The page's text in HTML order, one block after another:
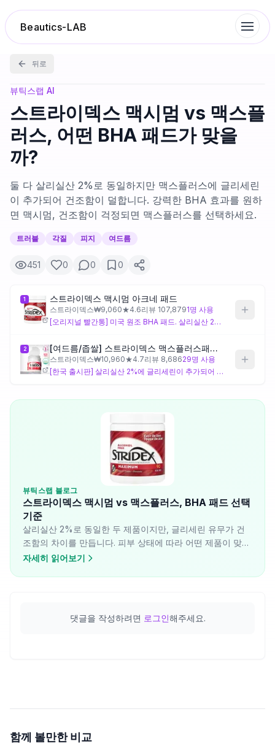
Beautics-LAB
랭킹
성분분석
나의 스킨케어
대화 이력
찜 목록
루틴탐색
제품비교
Login
뒤로
뷰틱스랩 AI
스트라이덱스 맥시멈 vs 맥스플
러스, 어떤 BHA 패드가 맞을
까?
둘 다 살리실산 2%로 동일하지만 맥스플러스에 글리세린
이 추가되어 건조함이 덜합니다. 강력한 BHA 효과를 원하
면 맥시멈, 건조함이 걱정되면 맥스플러스를 선택하세요.
트러블 각질 피지 여드름
451 0 0 0
1 스트라이덱스 맥시멈 아크네 패드
스트라이덱스₩9,060★4.6리뷰 107,8791명 사용
[오리지널 빨간통] 미국 원조 BHA 패드. 살리실산 2%로 모공 속 피지와 각질을 강력하게 정리합니다. 글리세린이 없어 건조할 수 있으니 지성 피부에 적합합니다. 아이허브나 해외직구로 구매 가능합니다.
2 [여드름/좁쌀] 스트라이덱스 맥스플러스패드 55매
스트라이덱스₩10,960★4.7리뷰 8,68629명 사용
[한국 출시판] 살리실산 2%에 글리세린이 추가되어 건조함을 완화했습니다. BHA 효과는 유지하면서 보습을 보완해 건조함이 걱정되는 피부도 사용하기 편합니다. 올리브영에서 바로 구매 가능합니다.
뷰틱스랩 블로그
스트라이덱스 맥시멈 vs 맥스플러스, BHA 패드 선택
기준
살리실산 2%로 동일한 두 제품이지만, 글리세린 유무가 건
조함의 차이를 만듭니다. 피부 상태에 따라 어떤 제품이 맞는
지 성분 설계 기준으로 분석합니다.
자세히 읽어보기
댓글을 작성하려면 로그인해주세요.
함께 볼만한 비교